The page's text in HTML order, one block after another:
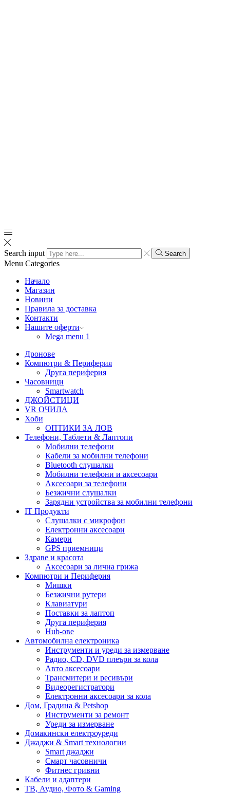
Search input Search
Menu Categories
Начало
Магазин
Новини
Правила за доставка
Контакти
Нашите оферти
Mega menu 1
Дронове
Компютри & Периферия
Друга периферия
Часовници
Smartwatch
ДЖОЙСТИЦИ
VR ОЧИЛА
Хоби
ОПТИКИ ЗА ЛОВ
Телефони, Таблети & Лаптопи
Мобилни телефони
Кабели за мобилни телефони
Bluetooth слушалки
Мобилни телефони и аксесоари
Аксесоари за телефони
Безжични слушалки
Зарядни устройства за мобилни телефони
IT Продукти
Слушалки с микрофон
Електронни аксесоари
Камери
GPS приемници
Здраве и красота
Аксесоари за лична грижа
Компютри и Периферия
Мишки
Безжични рутери
Клавиатури
Поставки за лаптоп
Друга периферия
Hub-ове
Автомобилна електроника
Инструменти и уреди за измерване
Радио, CD, DVD плеъри за кола
Авто аксесоари
Трансмитери и ресивъри
Видеорегистратори
Електронни аксесоари за кола
Дом, Градина & Petshop
Инструменти за ремонт
Уреди за измерване
Домакински електроуреди
Джаджи & Smart технологии
Smart джаджи
Смарт часовничи
Фитнес гривни
Кабели и адаптери
ТВ, Аудио, Фото & Gaming